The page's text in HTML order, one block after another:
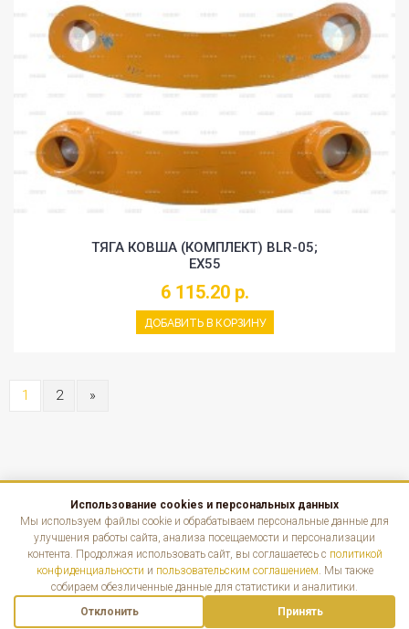
ТЯГА КОВША (КОМПЛЕКТ) BLR-05;
EX55
6 115.20 р.
ДОБАВИТЬ В КОРЗИНУ
1 2 »
КАТАЛОГ
ИНФОРМАЦИЯ
КОНТАКТЫ
Использование cookies и персональных данных
Мы используем файлы cookie и обрабатываем персональные данные для
улучшения работы сайта, анализа посещаемости и персонализации
контента. Продолжая использовать сайт, вы соглашаетесь с политикой
конфиденциальности и пользовательским соглашением. Мы также
собираем обезличенные данные для статистики и аналитики.
Отклонить
Принять